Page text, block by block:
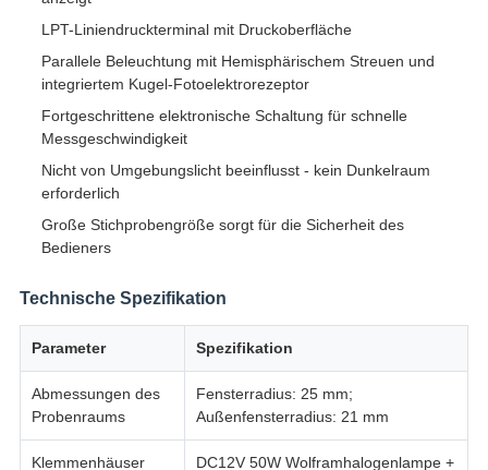
LPT-Liniendruckterminal mit Druckoberfläche
Parallele Beleuchtung mit Hemisphärischem Streuen und
integriertem Kugel-Fotoelektrorezeptor
Fortgeschrittene elektronische Schaltung für schnelle
Messgeschwindigkeit
Nicht von Umgebungslicht beeinflusst - kein Dunkelraum
erforderlich
Große Stichprobengröße sorgt für die Sicherheit des
Bedieners
Technische Spezifikation
Parameter Spezifikation
Abmessungen des
Probenraums
Fensterradius: 25 mm;
Außenfensterradius: 21 mm
Klemmenhäuser
DC12V 50W Wolframhalogenlampe +